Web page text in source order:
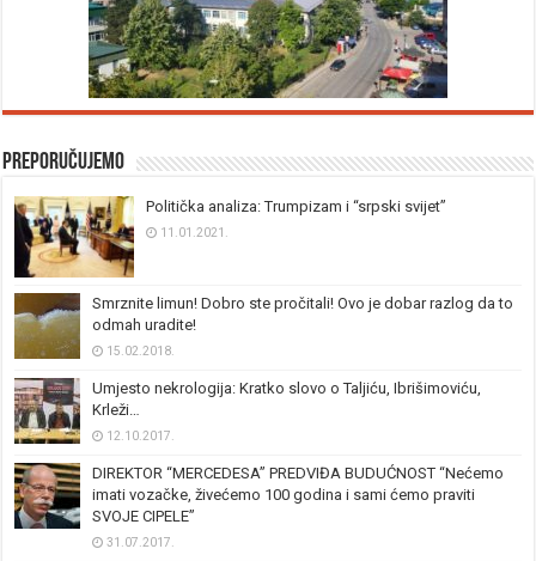
Preporučujemo
Politička analiza: Trumpizam i “srpski svijet”
11.01.2021.
Smrznite limun! Dobro ste pročitali! Ovo je dobar razlog da to
odmah uradite!
15.02.2018.
Umjesto nekrologija: Kratko slovo o Taljiću, Ibrišimoviću,
Krleži…
12.10.2017.
DIREKTOR “MERCEDESA” PREDVIĐA BUDUĆNOST “Nećemo
imati vozačke, živećemo 100 godina i sami ćemo praviti
SVOJE CIPELE”
31.07.2017.